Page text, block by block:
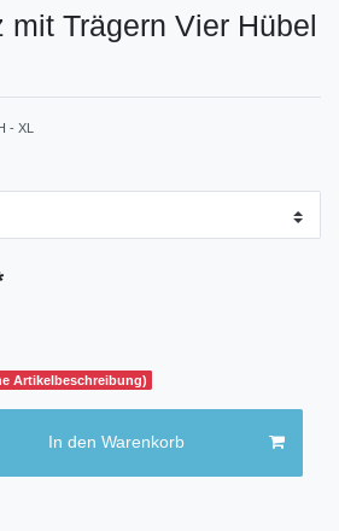
mit Trägern Vier Hübel
- XL
Artikelbeschreibung)
In den Warenkorb